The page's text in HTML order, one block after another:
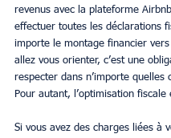
revenus avec la plateforme
effectuer toutes les déclarations
importe le montage financier
allez vous orienter, c’est une
respecter dans n’importe quelles
Pour autant, l’optimisation
Si vous avez des charges liées à